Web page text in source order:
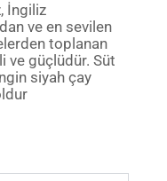
İngiliz
ve en sevilen
toplanan
ve güçlüdür. Süt
siyah çay